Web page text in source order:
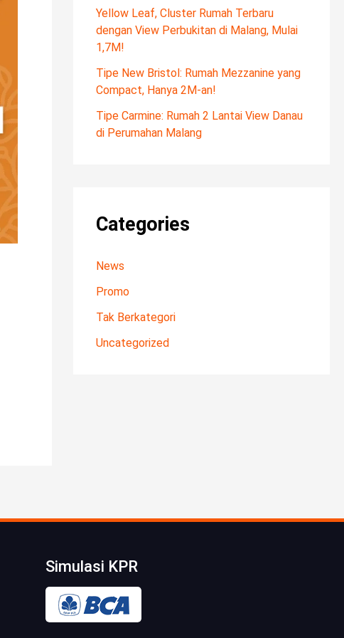
f
o
Yellow Leaf, Cluster Rumah Terbaru
dengan View Perbukitan di Malang, Mulai
1,7M!
Tipe New Bristol: Rumah Mezzanine yang
Compact, Hanya 2M-an!
Tipe Carmine: Rumah 2 Lantai View Danau
di Perumahan Malang
Categories
News
Promo
Tak Berkategori
Uncategorized
Simulasi KPR